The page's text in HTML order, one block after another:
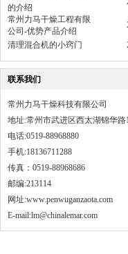
的介绍
常州力马干燥工程有限
公司-优势产品介绍
清理混合机的小窍门
联系我们
常州力马干燥科技有限公司
地址:常州市武进区西太湖锦华路
电话:0519-88968880
手机:18136711288
传真：0519-88968686
邮编:213114
网址:www.penwuganzaota.com
E-mail:lm@chinalemar.com